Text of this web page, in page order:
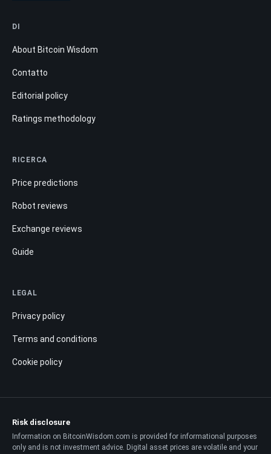
DI
About Bitcoin Wisdom
Contatto
Editorial policy
Ratings methodology
RICERCA
Price predictions
Robot reviews
Exchange reviews
Guide
LEGAL
Privacy policy
Terms and conditions
Cookie policy
Risk disclosure
Information on BitcoinWisdom.com is provided for informational purposes
only and is not investment advice. Digital asset prices are volatile and your